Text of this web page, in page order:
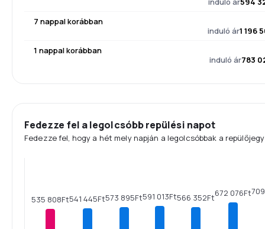
7 nappal korábban
induló ár1 196
1 nappal korábban
induló ár783
Fedezze fel a legolcsóbb repülési napot
Fedezze fel, hogy a hét mely napján a legolcsóbbak a
535 808Ft541 445Ft573 895Ft591 013Ft566 352Ft672 076Ft